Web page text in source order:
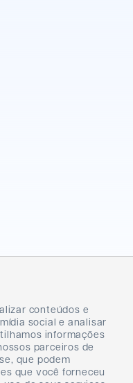
conteúdos e
social e analisar
informações
parceiros de
que podem
que você forneceu